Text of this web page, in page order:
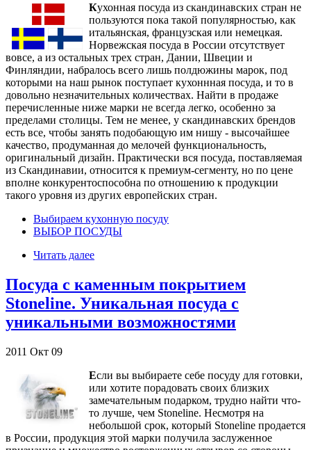
Кухонная посуда из скандинавских стран не
пользуются пока такой популярностью, как
итальянская, французская или немецкая.
Норвежская посуда в России отсутствует
вовсе, а из остальных трех стран, Дании, Швеции и
Финляндии, набралось всего лишь полдюжины марок, под
которыми на наш рынок поступает кухоннная посуда, и то в
довольно незначительных количествах. Найти в продаже
перечисленные ниже марки не всегда легко, особенно за
пределами столицы. Тем не менее, у скандинавских брендов
есть все, чтобы занять подобающую им нишу - высочайшее
качество, продуманная до мелочей функциональность,
оригинальный дизайн. Практически вся посуда, поставляемая
из Скандинавии, относится к премиум-сегменту, но по цене
вполне конкурентоспособна по отношению к продукции
такого уровня из других европейских стран.
Выбираем кухонную посуду
ВЫБОР ПОСУДЫ
Читать далее
Посуда с каменным покрытием
Stoneline. Уникальная посуда с
уникальными возможностями
2011 Окт 09
Если вы выбираете себе посуду для готовки,
или хотите порадовать своих близких
замечательным подарком, трудно найти что-
то лучше, чем Stoneline. Несмотря на
небольшой срок, который Stoneline продается
в России, продукция этой марки получила заслуженное